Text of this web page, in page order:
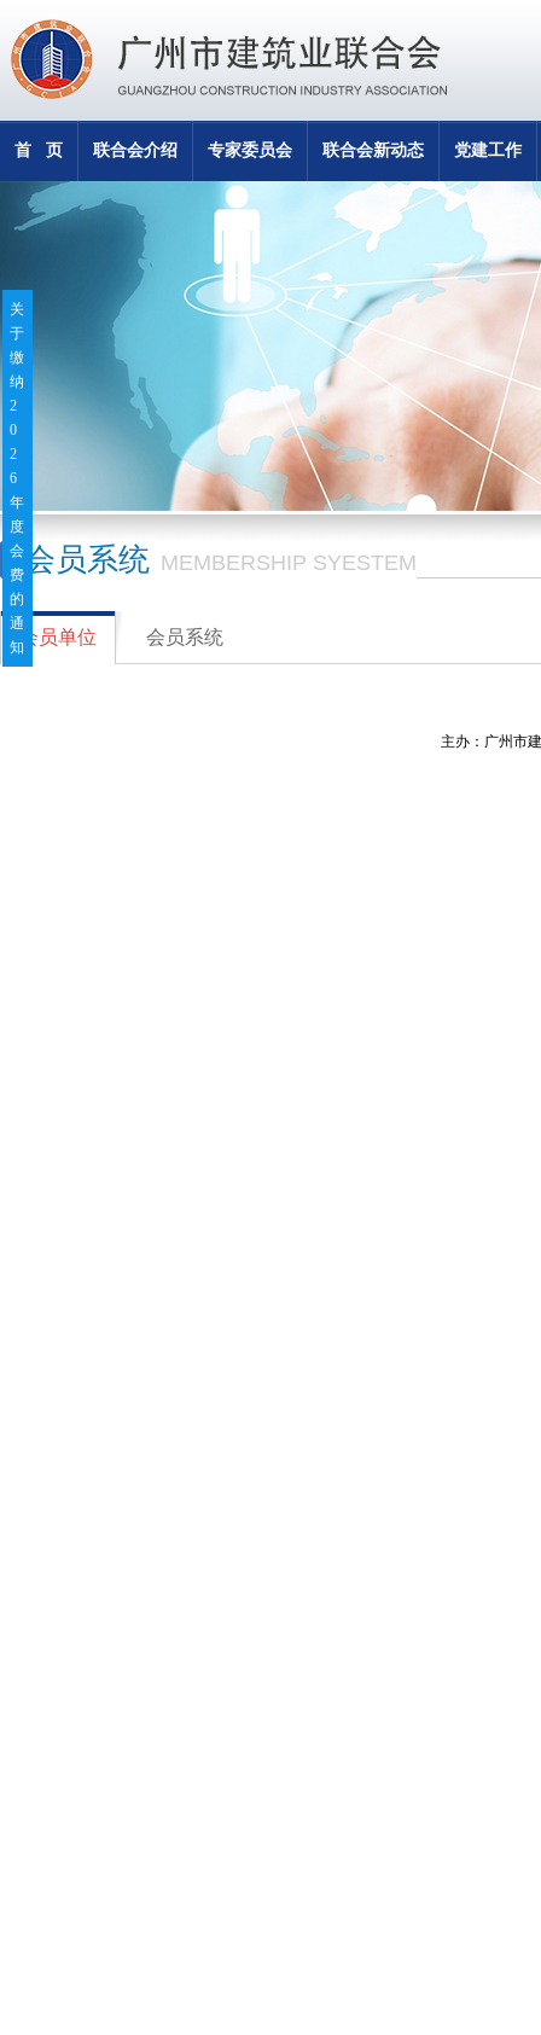
首 页 联合会介绍 专家委员会 联合会新动态 党建工作
会员系统 MEMBERSHIP SYESTEM
会员单位 会员系统
主办：广州市
关
于
缴
纳
2
0
2
6
年
度
会
费
的
通
知